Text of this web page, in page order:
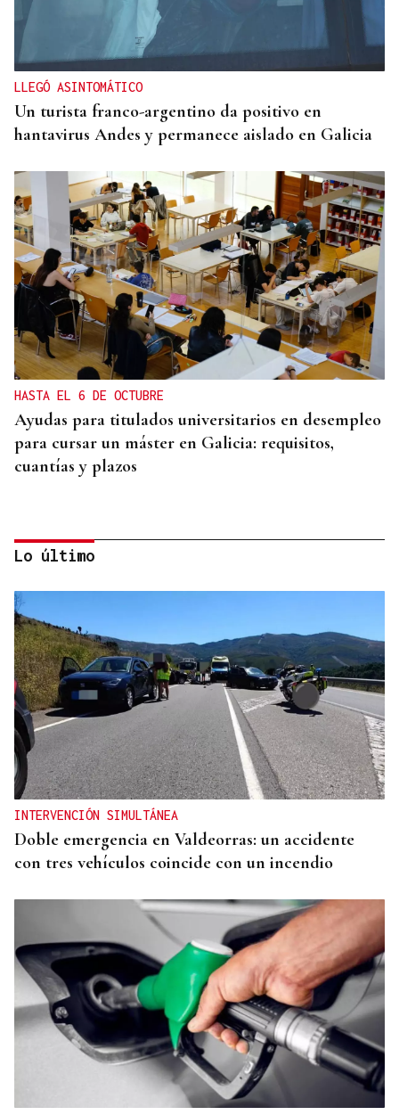
LLEGÓ ASINTOMÁTICO
Un turista franco-argentino da positivo en
hantavirus Andes y permanece aislado en Galicia
HASTA EL 6 DE OCTUBRE
Ayudas para titulados universitarios en desempleo
para cursar un máster en Galicia: requisitos,
cuantías y plazos
CUENTA CON ANTECEDENTES
Despliegue policial en Redondela por un hombre
atrincherado en su vivienda
Lo último
INTERVENCIÓN SIMULTÁNEA
Doble emergencia en Valdeorras: un accidente
con tres vehículos coincide con un incendio